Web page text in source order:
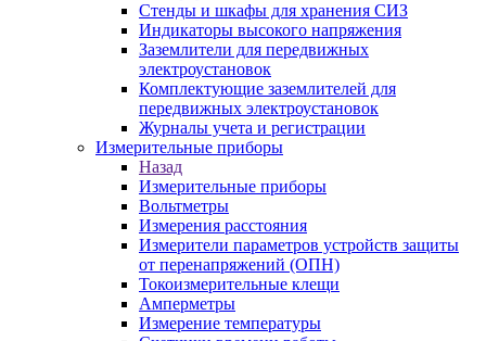
Стенды и шкафы для хранения СИЗ
Индикаторы высокого напряжения
Заземлители для передвижных
электроустановок
Комплектующие заземлителей для
передвижных электроустановок
Журналы учета и регистрации
Измерительные приборы
Назад
Измерительные приборы
Вольтметры
Измерения расстояния
Измерители параметров устройств защиты
от перенапряжений (ОПН)
Токоизмерительные клещи
Амперметры
Измерение температуры